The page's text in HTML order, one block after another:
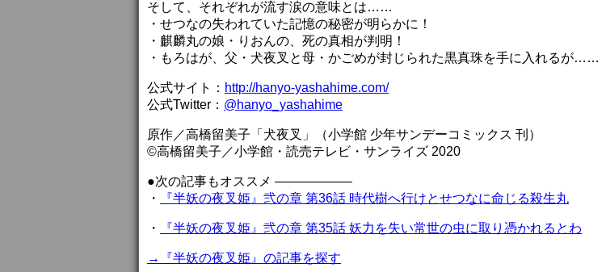
そして、それぞれが流す涙の意味とは……
・せつなの失われていた記憶の秘密が明らかに！
・麒麟丸の娘・りおんの、死の真相が判明！
・もろはが、父・犬夜叉と母・かごめが封じられた黒真珠を手に入れるが……
公式サイト： http://hanyo-yashahime.com/
公式Twitter： @hanyo_yashahime
原作／高橋留美子「犬夜叉」（小学館 少年サンデーコミックス 刊）
©高橋留美子／小学館・読売テレビ・サンライズ 2020
●次の記事もオススメ ——————
・
『半妖の夜叉姫』弐の章 第36話 時代樹へ行けとせつなに命じる殺生丸
・ 『半妖の夜叉姫』弐の章 第35話 妖力を失い常世の虫に取り憑かれるとわ
→『半妖の夜叉姫』の記事を探す